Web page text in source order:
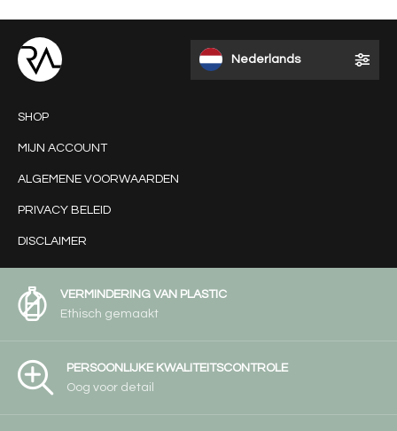
Nederlands
SHOP
MIJN ACCOUNT
ALGEMENE VOORWAARDEN
PRIVACY BELEID
DISCLAIMER
VERMINDERING VAN PLASTIC
Ethisch gemaakt
PERSOONLIJKE KWALITEITSCONTROLE
Oog voor detail